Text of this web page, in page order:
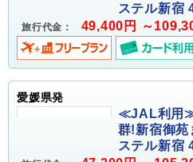
ステル新宿
旅行代金： 49,400円 ～
愛媛県発
≪JAL利用≫
群!新宿御苑
ステル新宿